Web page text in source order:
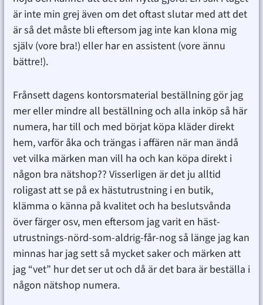
är inte min grej även om det oftast slutar med att det
är så det måste bli eftersom jag inte kan klona mig
själv (vore bra!) eller har en assistent (vore ännu
bättre!).
Frånsett dagens kontorsmaterial beställning gör jag
mer eller mindre all beställning och alla inköp så här
numera, har till och med börjat köpa kläder direkt
hem, varför åka och trängas i affären när man ändå
vet vilka märken man vill ha och kan köpa direkt i
någon bra nätshop?? Visserligen är det ju alltid
roligast att se på ex hästutrustning i en butik,
klämma o känna på kvalitet och ha beslutsvånda
över färger osv, men eftersom jag varit en häst-
utrustnings-nörd-som-aldrig-får-nog så länge jag kan
minnas har jag sett så mycket saker och märken att
jag “vet” hur det ser ut och då är det bara är beställa i
någon nätshop numera.